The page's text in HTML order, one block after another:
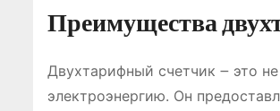
Преимущества
Двухтарифный счетчик ౼ это
электроэнергию. Он